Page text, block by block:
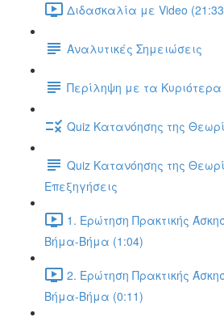
Διδασκαλία με Video
Αναλυτικές Σημειώσεις
Περίληψη με τα
Quiz Κατανόησης της
Quiz Κατανόησης της
Επεξηγήσεις
1. Ερώτηση Πρακτικής
Βήμα-Βήμα (1:04)
2. Ερώτηση Πρακτικής
Βήμα-Βήμα (0:11)